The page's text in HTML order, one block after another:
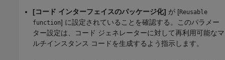
[コード インターフェイスのパッケージ化] が [Reusable
function] に設定されていることを確認する。このパラメー
ター設定は、コード ジェネレーターに対して再利用可能なマ
ルチインスタンス コードを生成するよう指示します。